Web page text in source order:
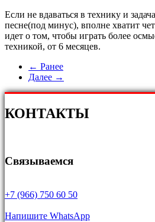
Если не вдаваться в технику и
песне(под минус), вполне хватит
идет о том, чтобы играть более
техникой, от 6 месяцев.
← Ранее
Далее →
КОНТАКТЫ
Связываемся
+7 (966) 750 60 50
Напишите WhatsApp